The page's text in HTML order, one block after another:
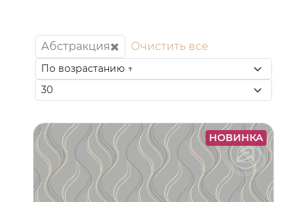
Абстракция Очистить все
НОВИНКА